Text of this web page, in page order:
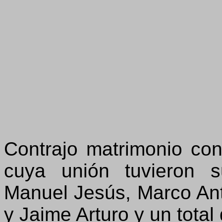
Contrajo matrimonio
cuya unión tuvieron
Manuel Jesús, Marco
y Jaime Arturo y un total